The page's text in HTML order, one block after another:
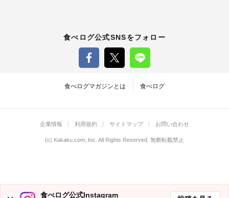
食べログ公式SNSをフォロー
食べログマガジンとは 食べログ
食べログ公式Instagram
企業情報 利用規約 サイトマップ お問い合わせ
(c) Kakaku.com, Inc. All Rights Reserved. 無断転載禁止